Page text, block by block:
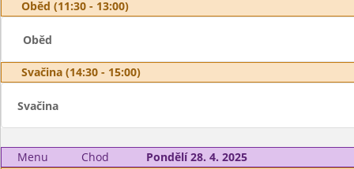
Oběd (11:30 - 13:00)
Oběd
Svačina (14:30 - 15:00)
Svačina
Menu Chod
Pondělí 28. 4. 2025